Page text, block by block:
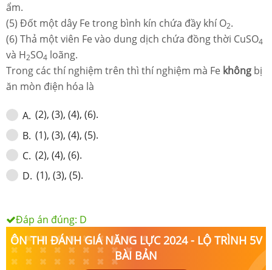
ẩm.
(5) Đốt một dây Fe trong bình kín chứa đầy khí O2.
(6) Thả một viên Fe vào dung dịch chứa đồng thời CuSO4
và H2SO4 loãng.
Trong các thí nghiệm trên thì thí nghiệm mà Fe không bị
ăn mòn điện hóa là
A. (2), (3), (4), (6).
B. (1), (3), (4), (5).
C. (2), (4), (6).
D. (1), (3), (5).
Đáp án đúng: D
ÔN THI ĐÁNH GIÁ NĂNG LỰC 2024 - LỘ TRÌNH 5V
BÀI BẢN